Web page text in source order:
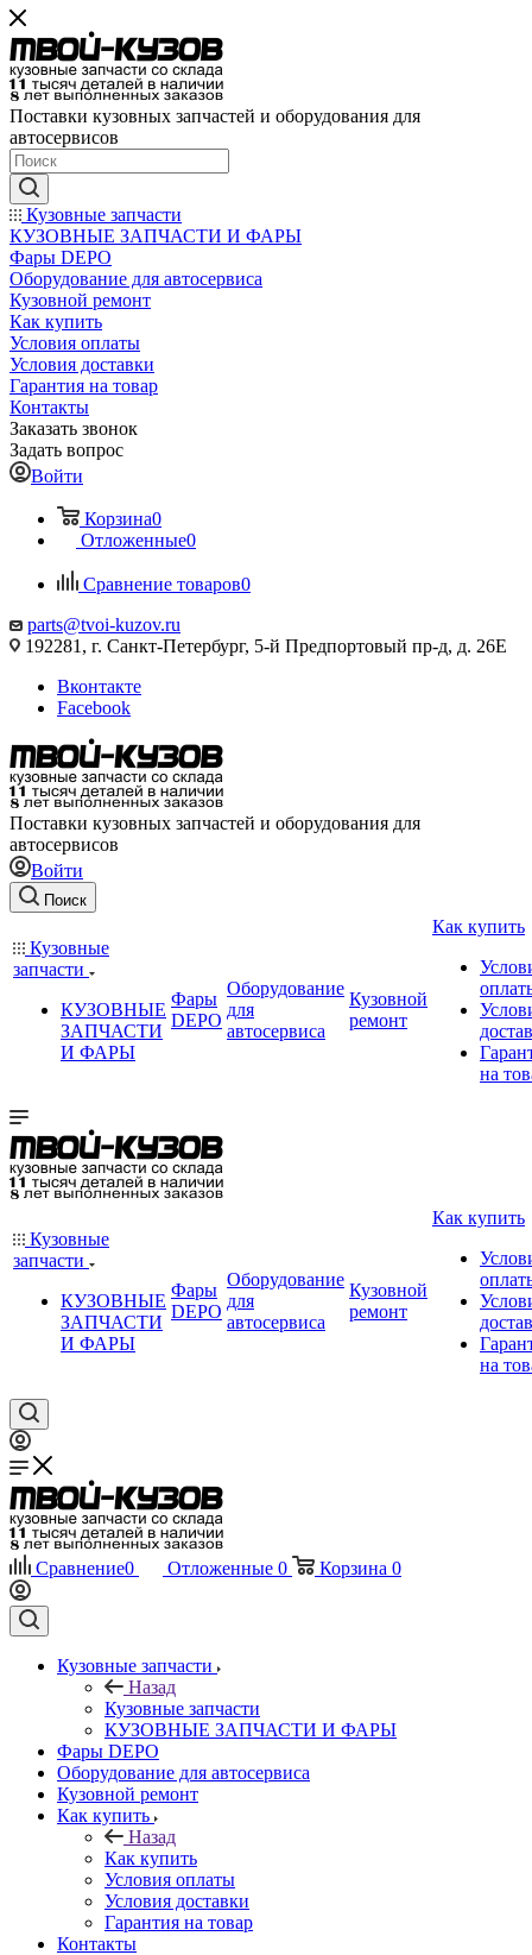
Поставки кузовных запчастей и оборудования для
автосервисов
Кузовные запчасти
КУЗОВНЫЕ ЗАПЧАСТИ И ФАРЫ
Фары DEPO
Оборудование для автосервиса
Кузовной ремонт
Как купить
Условия оплаты
Условия доставки
Гарантия на товар
Контакты
Заказать звонок
Задать вопрос
Войти
Корзина0
Отложенные0
Сравнение товаров0
parts@tvoi-kuzov.ru
192281, г. Санкт-Петербург, 5-й Предпортовый пр-д, д. 26Е
Вконтакте
Facebook
Поставки кузовных запчастей и оборудования для
автосервисов
Войти
Поиск
Кузовные
запчасти
КУЗОВНЫЕ
ЗАПЧАСТИ
И ФАРЫ
Фары
DEPO
Оборудование
для
автосервиса
Кузовной
ремонт
Как купить
на
Кузовные
запчасти
КУЗОВНЫЕ
ЗАПЧАСТИ
И ФАРЫ
Фары
DEPO
Оборудование
для
автосервиса
Кузовной
ремонт
Как купить
на
Сравнение0 Отложенные 0 Корзина 0
Кузовные запчасти
Назад
Кузовные запчасти
КУЗОВНЫЕ ЗАПЧАСТИ И ФАРЫ
Фары DEPO
Оборудование для автосервиса
Кузовной ремонт
Как купить
Назад
Как купить
Условия оплаты
Условия доставки
Гарантия на товар
Контакты